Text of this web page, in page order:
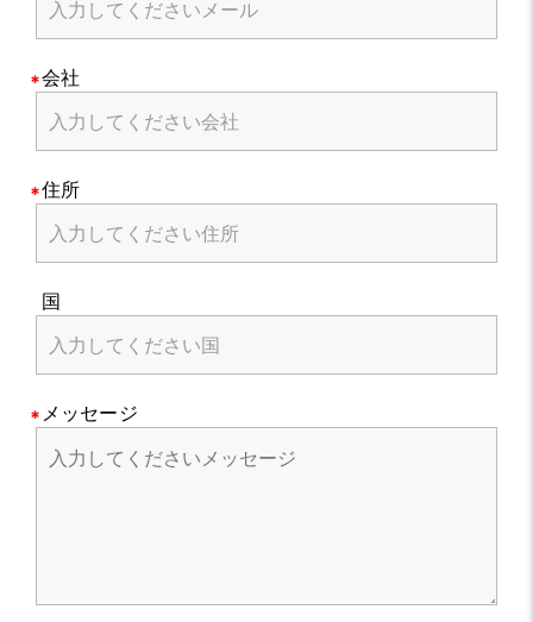
会社
住所
国
メッセージ